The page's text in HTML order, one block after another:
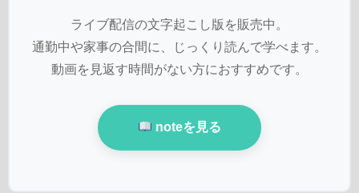
ライブ配信の文字起こし版を販売中。
通勤中や家事の合間に、じっくり読んで学べます。
動画を見返す時間がない方におすすめです。
noteを見る